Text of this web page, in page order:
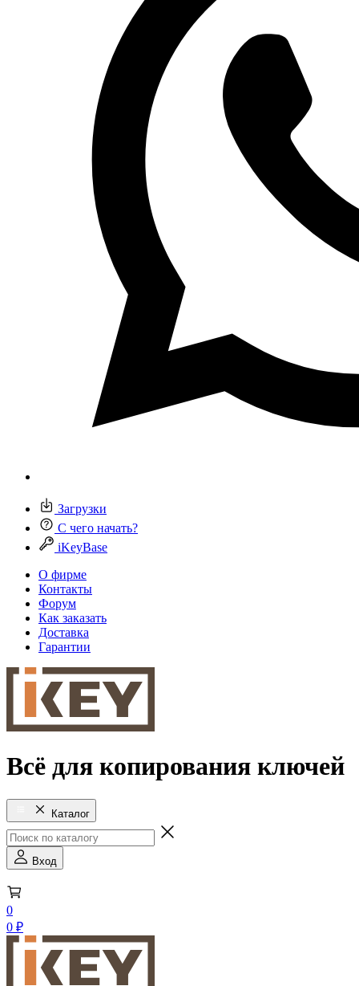
Загрузки
С чего начать?
iKeyBase
О фирме
Контакты
Форум
Как заказать
Доставка
Гарантии
Всё для копирования ключей
Каталог
Вход
0
0 ₽